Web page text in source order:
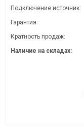
Подключение источник:
Гарантия:
Кратность продаж:
Наличие на складах: